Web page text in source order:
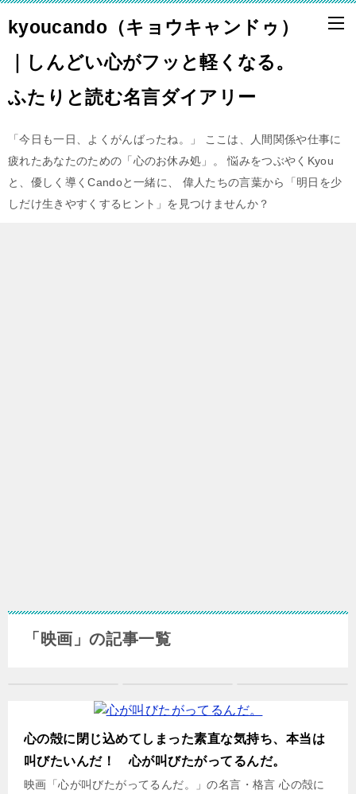
kyoucando（キョウキャンドゥ）
｜しんどい心がフッと軽くなる。
ふたりと読む名言ダイアリー
「今日も一日、よくがんばったね。」 ここは、人間関係や仕事に
疲れたあなたのための「心のお休み処」。 悩みをつぶやくKyou
と、優しく導くCandoと一緒に、 偉人たちの言葉から「明日を少
しだけ生きやすくするヒント」を見つけませんか？
「映画」の記事一覧
心の殻に閉じ込めてしまった素直な気持ち、本当は
叫びたいんだ！ 心が叫びたがってるんだ。
映画「心が叫びたがってるんだ。」の名言・格言 心の殻に